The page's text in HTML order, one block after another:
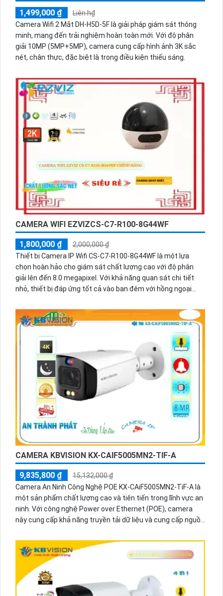
1,499,000 ₫
Liên h₫
Camera Wifi 2 Mắt DH-H5D-5F là giải pháp giám sát thông
minh, mang đến trải nghiệm hoàn toàn mới. Với độ phân
giải 10MP (5MP+5MP), camera cung cấp hình ảnh 3K sắc
nét, chân thực, đặc biệt là trong điều kiện thiếu sáng.
CAMERA WIFI EZVIZCS-C7-R100-8G44WF
1,800,000 ₫
2,000,000 ₫
Thiết bị Camera IP Wifi CS-C7-R100-8G44WF là một lựa
chọn hoàn hảo cho giám sát chất lượng cao với độ phân
giải lên đến 8.0 megapixel. Với khả năng quan sát chi tiết
nhỏ, thiết bị đáp ứng tốt cả vào ban đêm với hồng ngoại
chất lượng hình ảnh không bị giảm, cùng với chức năng
hồng ngoại Smart IR. Thiết kế nhỏ gọn, ấn tượng với 2 mắt
camera, cung cấp chất lượng âm thanh rõ ràng qua mic và
loa tích hợp.
CAMERA KBVISION KX-CAIF5005MN2-TIF-A
9,835,800 ₫
15,132,000 ₫
Camera An Ninh Công Nghệ POE KX-CAiF5005MN2-TiF-A là
một sản phẩm chất lượng cao và tiên tiến trong lĩnh vực an
ninh. Với công nghệ Power over Ethernet (POE), camera
này cung cấp khả năng truyền tải dữ liệu và cung cấp nguồn
công suất. Camera có độ phân giải cao và khả năng quay
màu trong ban đêm, cho phép quan sát rõ ràng ngay cả
trong điều kiện ánh sáng yếu. Thiết kế nhỏ gọn và chất liệu
bền đảm bảo camera hoạt động ổn định trong mọi điều
kiện thời tiết. Với nhiều tính năng hữu ích như phát hiện